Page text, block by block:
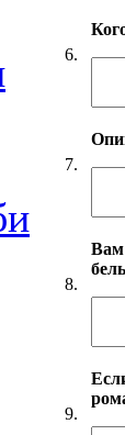
6.
7.
8.
Вам
9.